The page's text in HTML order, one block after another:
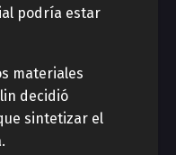
podría estar
materiales
decidió
sintetizar el